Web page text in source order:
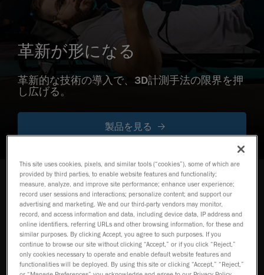
革新が形になる
革新的な技術の導入で、3D計測手法の限界を押
し広げる。
製品を見る
当社の製品
業界で最も複雑な測定課題を解決する優
れた計測技術
HandySCAN 3D EVO
TM
This site uses cookies, pixels, and similar tools (“cookies”), some of which are
provided by third parties, to enable website features and functionality;
measure, analyze, and improve site performance; enhance user experience;
record user sessions and interactions; personalize content; and support our
advertising and marketing. We and our third-party vendors may monitor,
record, and access information and data, including device data, IP address and
online identifiers, referring URLs and other browsing information, for these and
similar purposes. By clicking Accept, you agree to such purposes. If you
continue to browse our site without clicking “Accept,” or if you click “Reject,”
only cookies necessary to operate and enable default website features and
functionalities will be deployed. By using this site or clicking “Accept,” “Reject,”